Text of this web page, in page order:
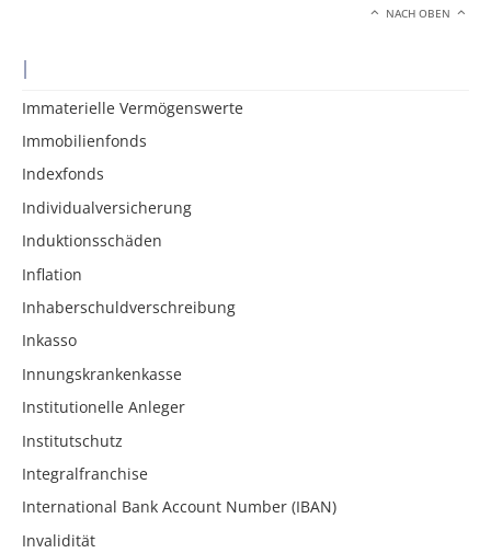
NACH OBEN
I
Immaterielle Vermögenswerte
Immobilienfonds
Indexfonds
Individualversicherung
Induktionsschäden
Inflation
Inhaberschuldverschreibung
Inkasso
Innungskrankenkasse
Institutionelle Anleger
Institutschutz
Integralfranchise
International Bank Account Number (IBAN)
Invalidität